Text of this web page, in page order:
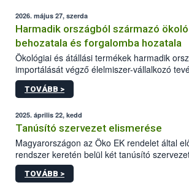
2026. május 27, szerda
Harmadik országból származó
behozatala és forgalomba hozatala
Ökológiai és átállási termékek harmadik
importálását végző élelmiszer-vállalkozó
szervezet ellenőrzése alatt folytathatja. E
tevékenység megkezdése előtt a
TOVÁBB >
2025. április 22, kedd
Tanúsító szervezet elismerése
Magyarországon az Öko EK rendelet által
rendszer keretén belül két tanúsító
tevékenykedhetnek az ökológiai
gazdálkodók. A 34/2013. VM rendelet
TOVÁBB >